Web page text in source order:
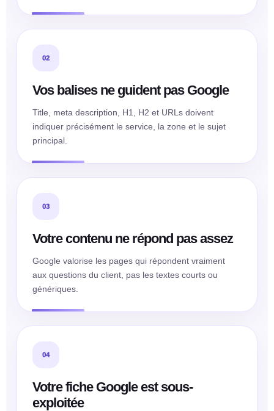
02
Vos balises ne guident pas Google
Title, meta description, H1, H2 et URLs doivent
indiquer précisément le service, la zone et le sujet
principal.
03
Votre contenu ne répond pas assez
Google valorise les pages qui répondent vraiment
aux questions du client, pas les textes courts ou
génériques.
04
Votre fiche Google est sous-
exploitée